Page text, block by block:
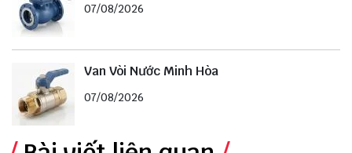
07/08/2026
Van Vòi Nước Minh Hòa
07/08/2026